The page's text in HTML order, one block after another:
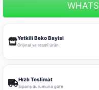
Yetkili Beko Bayisi
Orijinal ve resmî ürün
Hızlı Teslimat
Sipariş durumuna göre